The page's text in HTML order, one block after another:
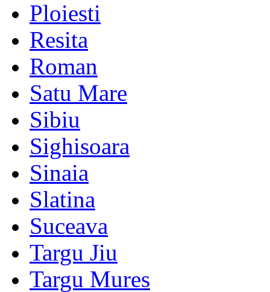
Ploiesti
Resita
Roman
Satu Mare
Sibiu
Sighisoara
Sinaia
Slatina
Suceava
Targu Jiu
Targu Mures